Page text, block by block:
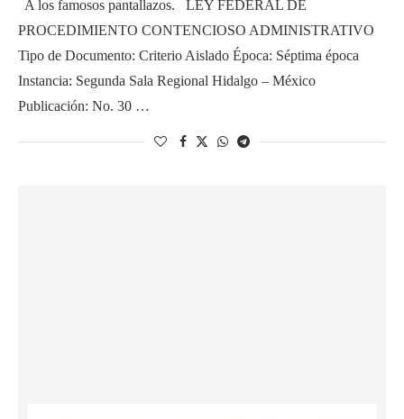
A los famosos pantallazos. LEY FEDERAL DE
PROCEDIMIENTO CONTENCIOSO ADMINISTRATIVO
Tipo de Documento: Criterio Aislado Época: Séptima época
Instancia: Segunda Sala Regional Hidalgo – México
Publicación: No. 30 …